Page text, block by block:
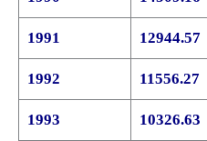
1991 12944.57
1992 11556.27
1993 10326.63